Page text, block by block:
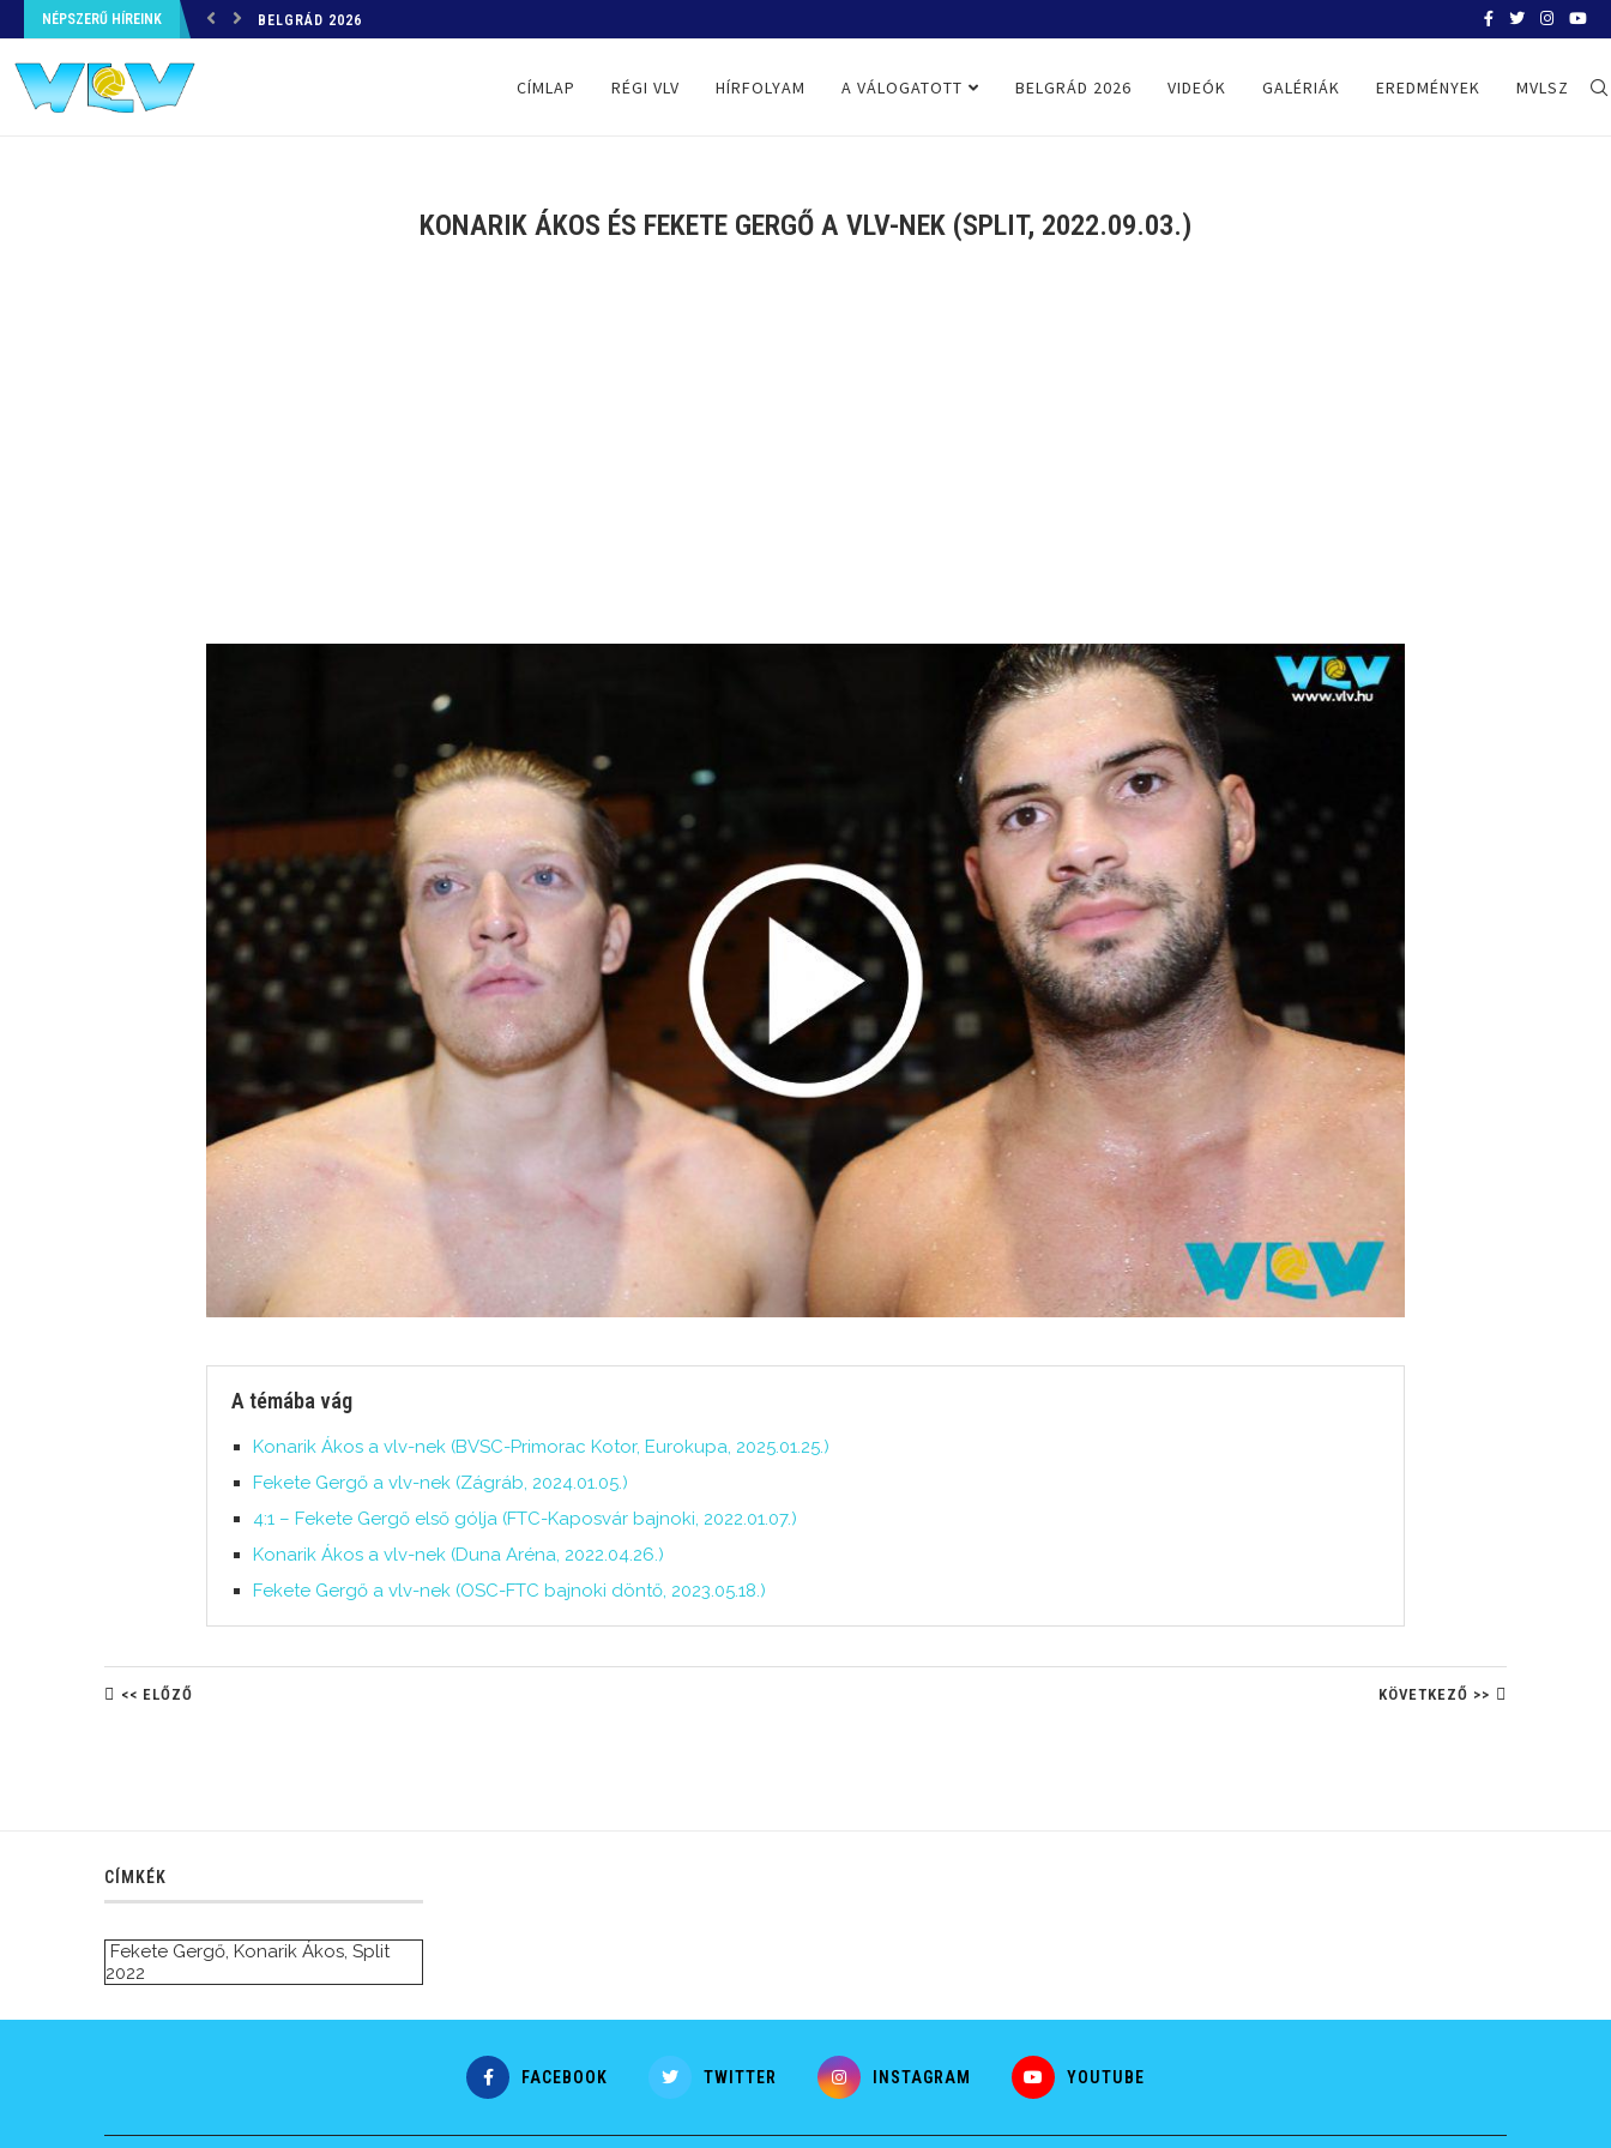
NÉPSZERŰ HÍREINK BELGRÁD 2026 MÁLTA-MAGYARORSZÁG – ÉLŐ
CÍMLAP RÉGI VLV HÍRFOLYAM A VÁLOGATOTT BELGRÁD 2026 VIDEÓK GALÉRIÁK EREDMÉNYEK MVLSZ
KONARIK ÁKOS ÉS FEKETE GERGŐ A VLV-NEK (SPLIT, 2022.09.03.)
A témába vág
Konarik Ákos a vlv-nek (BVSC-Primorac Kotor, Eurokupa, 2025.01.25.)
Fekete Gergő a vlv-nek (Zágráb, 2024.01.05.)
4:1 – Fekete Gergő első gólja (FTC-Kaposvár bajnoki, 2022.01.07.)
Konarik Ákos a vlv-nek (Duna Aréna, 2022.04.26.)
Fekete Gergő a vlv-nek (OSC-FTC bajnoki döntő, 2023.05.18.)
<< ELŐZŐ KÖVETKEZŐ >>
CÍMKÉK
Fekete Gergő, Konarik Ákos, Split
2022
FACEBOOK TWITTER INSTAGRAM YOUTUBE